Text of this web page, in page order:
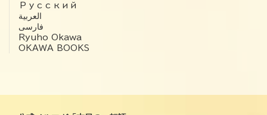
Русский
العربية‏
فارسی
Ryuho Okawa
OKAWA BOOKS